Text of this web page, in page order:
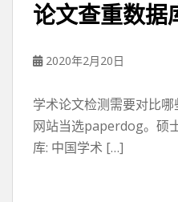
论文查重数据
2020年2月20日
学术论文检测需要对比
网站当选paperdog。硕
库: 中国学术 […]